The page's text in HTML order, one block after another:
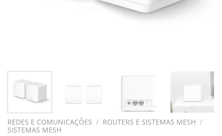
REDES E COMUNICAÇÕES / ROUTERS E SISTEMAS MESH /
SISTEMAS MESH